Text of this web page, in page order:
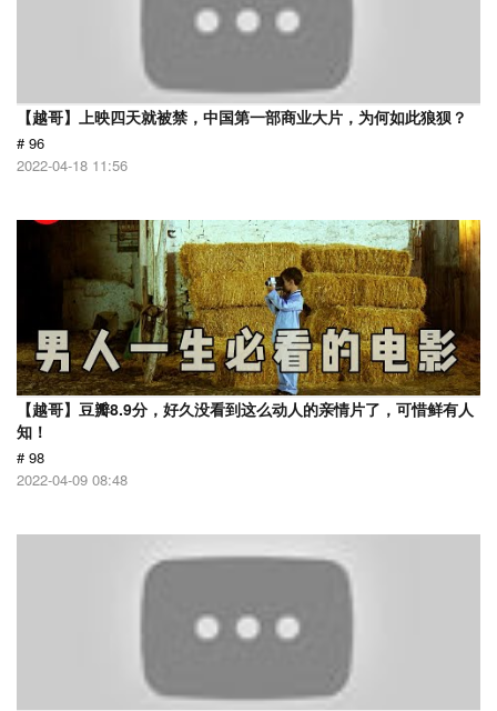
【越哥】上映四天就被禁，中国第一部商业大片，为何如此狼狈？
# 96
2022-04-18 11:56
【越哥】豆瓣8.9分，好久没看到这么动人的亲情片了，可惜鲜有人
知！
# 98
2022-04-09 08:48